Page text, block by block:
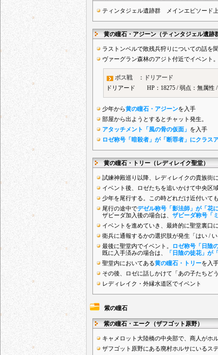
ティンタジェル遺跡群 メインエピソード
黄の瞳石・アジーン（ティンタジェル遺跡
ラストンベルで敗残兵狩りについての話を
ヴァーグラン森林のアジト付近でイベント
ボス戦 ：ドリアード
ドリアード HP：18275 / 弱点：無属性 /
少年から黄の瞳石・アジーンを入手
部屋から出ようとするとチャット発生。
アタッチメント「風の骨の仮面」 を入手
ロゼ称号「暗殺者」が「断罪者」にクラス
黄の瞳石・トリー（レディレイク聖堂）
試練神殿巡り以降、レディレイクの貴族街
イベント後、ロゼたちを追いかけて中央区
少年を尾行する。この時どれだけ近付いて
尾行の途中でデゼル称号「影法師」が「花
ザビーダ加入後の場合は、 ザビーダ称号「
イベントを進めていき、最終的に聖堂裏口
衛兵に通報するかの選択肢が発生「はい /
最後に聖堂内でイベント。
ロゼ称号「日陰
既に入手済みの場合は、
「日陰の徒花」が
聖堂内においてある黄の瞳石・トリーを入
その後、ロゼに話しかけて「あの子たち
レディレイク・外縁水道区でイベント
紫の瞳石
紫の瞳石・エーク（ザフゴット原野）
キャメロット大陸橋の中央部で、商人がホ
ザフゴット原野にある廃村ホルサにいるス